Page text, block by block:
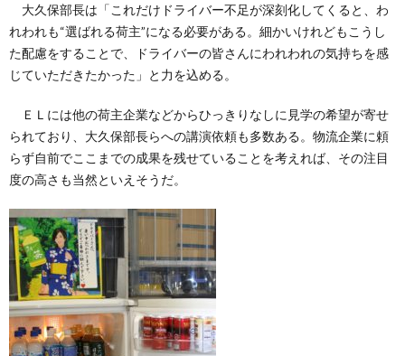
大久保部長は「これだけドライバー不足が深刻化してくると、わ
れわれも“選ばれる荷主”になる必要がある。細かいけれどもこうし
た配慮をすることで、ドライバーの皆さんにわれわれの気持ちを感
じていただきたかった」と力を込める。
ＥＬには他の荷主企業などからひっきりなしに見学の希望が寄せ
られており、大久保部長らへの講演依頼も多数ある。物流企業に頼
らず自前でここまでの成果を残せていることを考えれば、その注目
度の高さも当然といえそうだ。